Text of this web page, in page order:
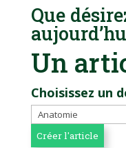
Que
Un
Choisissez un